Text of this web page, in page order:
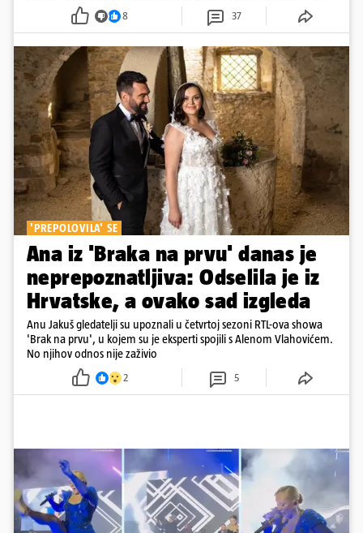
8 37
'PREPOLOVILA' SE
Ana iz 'Braka na prvu' danas je
neprepoznatljiva: Odselila je iz
Hrvatske, a ovako sad izgleda
Anu Jakuš gledatelji su upoznali u četvrtoj sezoni RTL-ova showa
'Brak na prvu', u kojem su je eksperti spojili s Alenom Vlahovićem.
No njihov odnos nije zaživio
2 5